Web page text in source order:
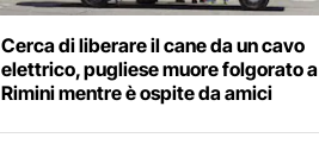
Cerca di liberare il cane da un cavo
elettrico, pugliese muore folgorato a
Rimini mentre è ospite da amici